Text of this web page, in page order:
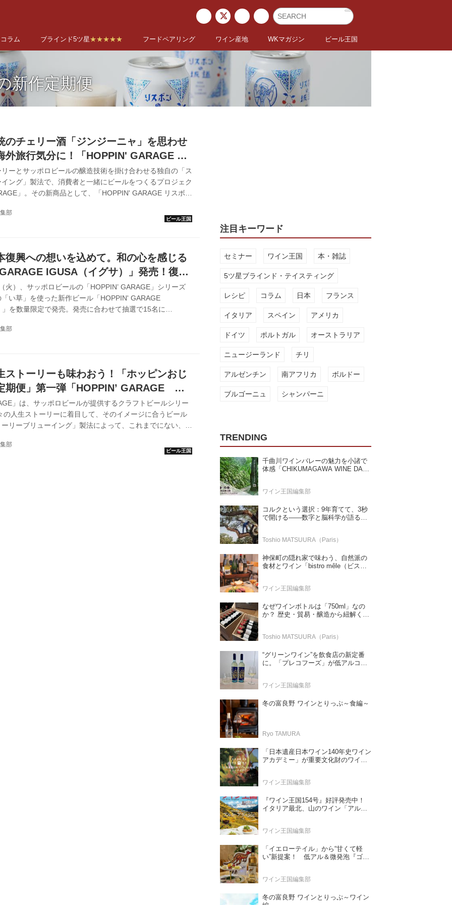
コラム ブラインド5ツ星★★★★★ フードペアリング ワイン産地 WKマガジン ビール王国
新作定期便
のチェリー酒「ジンジーニャ」を思わせ
外旅行気分に！「HOPPIN' GARAGE リ
」発売中！
ーとサッポロビールの醸造技術を掛け合わせる独自の「ス
イング」製法で、消費者と一緒にビールをつくるプロジェク
」。その新商品として、「HOPPIN' GARAGE リスボン
の新作定期便」の新作として12月に届く商品（12月お届
は終了。現在は2022年2月新作商品からの申込みを受付中）
部
復興への想いを込めて。和の心を感じる
IGUSA（イグサ）」発売！復興
ーンも実施中
火）、サッポロビールの「HOPPIN’ GARAGE」シリーズ
い草」を使った新作ビール「HOPPIN' GARAGE
を数量限定で発売。発売に合わせて抽選で15名に
ンペーン」も実施している。 HOPPIN' GARAGE（ホッピ
ッポロビール HOPPIN' GARAGEは、社外の魅力的な人々の
部
ストーリーも味わおう！「ホッピンおじ
期便」第一弾「HOPPIN’ GARAGE
」発売
」は、サッポロビールが提供するクラフトビールシリー
の人生ストーリーに着目して、そのイメージに合うビール
リーブリューイング」製法によって、これまでにない、人
月に一度、限定ビールとフラッグシップの「ホッピンおじ
セットが届けられる「ホッピンおじさんの新作定期便」がス
部
注目キーワード
セミナー ワイン王国 本・雑誌
5ツ星ブラインド・テイスティング
レシピ コラム 日本 フランス
イタリア スペイン アメリカ
ドイツ ポルトガル オーストラリア
ニュージーランド チリ
アルゼンチン 南アフリカ ボルドー
ブルゴーニュ シャンパーニ
TRENDING
千曲川ワインバレーの魅力を小諸で
体感「CHIKUMAGAWA WINE DAYS
ワイン王国編集部
コルクという選択：9年育てて、3秒
で開ける——数字と脳科学が語る栓
Toshio MATSUURA（Paris）
神保町の隠れ家で味わう、自然派の
食材とワイン「bistro mêle（ビスト
ワイン王国編集部
なぜワインボトルは「750ml」なの
か？ 歴史・貿易・醸造から紐解く4
Toshio MATSUURA（Paris）
“グリーンワイン”を飲食店の新定番
に。「プレコフーズ」が低アルコー
ワイン王国編集部
冬の富良野 ワインとりっぷ～食編～
Ryo TAMURA
「日本遺産日本ワイン140年史ワイン
アカデミー」が重要文化財のワイナ
ワイン王国編集部
『ワイン王国154号』好評発売中！
イタリア最北、山のワイン「アル
特集「この夏の主役！ ナチュラルな
ワイン王国編集部
「イエローテイル」から“甘くて軽
い”新提案！ 低アル＆微発泡『ゴー
ワイン王国編集部
冬の富良野 ワインとりっぷ～ワイン